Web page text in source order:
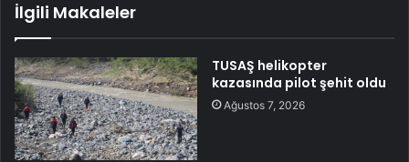
İlgili Makaleler
TUSAŞ helikopter
kazasında pilot şehit oldu
Ağustos 7, 2026